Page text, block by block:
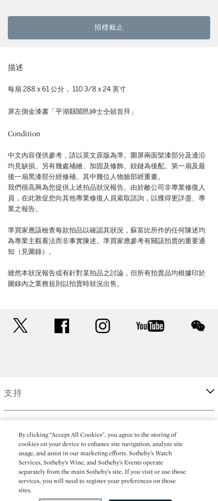
招標截止
描述
每扇 288 x 61 公分， 110 3/8 x 24 英寸
屏左側金漆書「平湖縣闔邑紳士仝頓首拜」
Condition
中文內容僅供參考，請以英文原版為準。圍屏兩面髤漆部分及邊沿
均見缺損。另有幾處補繪、加固及修飾。鉸鏈為後配。第一扇及最
後一扇黑漆部分經修補。其中幾位人物臉部經重畫。
我們很高興為您提供上述拍品狀況報告。由於敝公司非專業修復人
員，在此敦促您向其他專業修復人員索取諮詢，以獲得更詳盡、專
業之報告。
準買家應該檢查每款拍品以確認其狀況，蘇富比所作的任何陳述均
為專業主觀看法而非事實陳述。準買家應參考有關該拍賣的重要通
知（見圖錄）。
雖然本狀況報告或有針對某拍品之討論，但所有拍賣品均根據印於
圖錄內之業務規則以拍賣時狀況出售。
facebook instagram youtube
支持
更多
By clicking “Accept All Cookies”, you agree to the storing of
cookies on your device to enhance site navigation, analyze site
usage, and assist in our marketing efforts. Sotheby’s Watch
Services, Sotheby’s Wine, and Sotheby’s Events operate
separately from the main Sotheby’s site. If you visit or use those
services, you will need to register your preferences on those
sites.